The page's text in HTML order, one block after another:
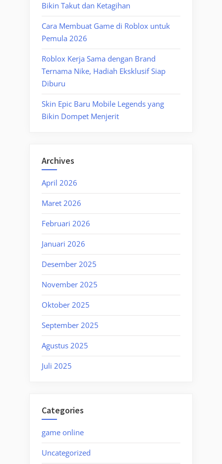
Bikin Takut dan Ketagihan
Cara Membuat Game di Roblox untuk
Pemula 2026
Roblox Kerja Sama dengan Brand
Ternama Nike, Hadiah Eksklusif Siap
Diburu
Skin Epic Baru Mobile Legends yang
Bikin Dompet Menjerit
Archives
April 2026
Maret 2026
Februari 2026
Januari 2026
Desember 2025
November 2025
Oktober 2025
September 2025
Agustus 2025
Juli 2025
Categories
game online
Uncategorized